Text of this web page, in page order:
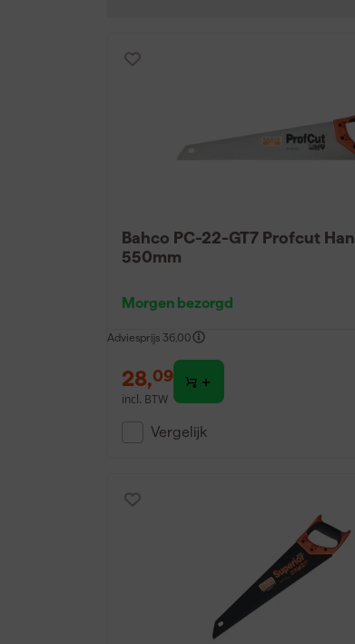
Bahco PC-22-GT7 Profcut
550mm
Morgen bezorgd
Adviesprijs 36,00
28,09
incl. BTW
Vergelijk